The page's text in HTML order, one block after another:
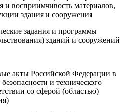
и восприимчивость материалов,
здания и сооружения
задания и программы
зданий и сооружений
акты Российской Федерации в
и технического
со сферой (областью)